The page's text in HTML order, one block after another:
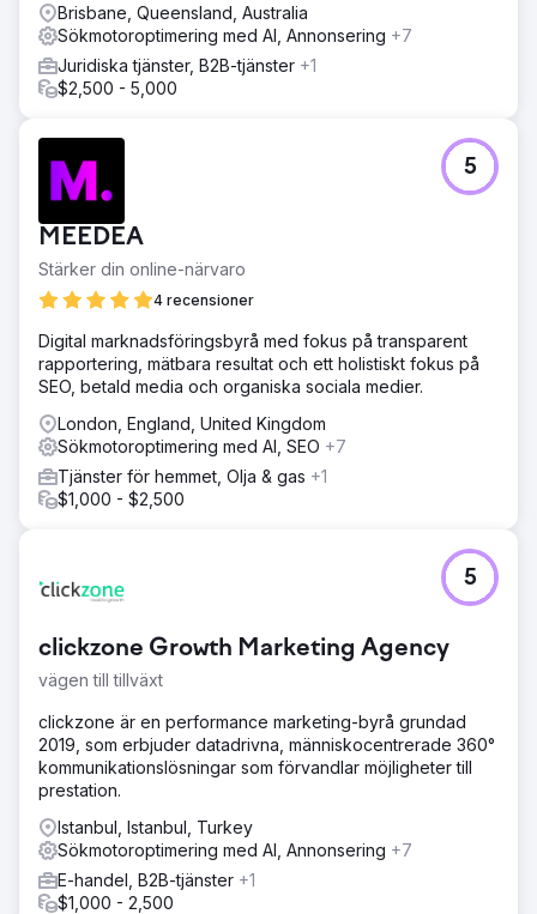
Brisbane, Queensland, Australia
Sökmotoroptimering med AI, Annonsering +7
Juridiska tjänster, B2B-tjänster +1
$2,500 - 5,000
MEEDEA
Stärker din online-närvaro
4 recensioner
5
Digital marknadsföringsbyrå med fokus på transparent
rapportering, mätbara resultat och ett holistiskt fokus på
SEO, betald media och organiska sociala medier.
London, England, United Kingdom
Sökmotoroptimering med AI, SEO +7
Tjänster för hemmet, Olja & gas +1
$1,000 - $2,500
clickzone Growth Marketing Agency
vägen till tillväxt
5
clickzone är en performance marketing-byrå grundad
2019, som erbjuder datadrivna, människocentrerade 360°
kommunikationslösningar som förvandlar möjligheter till
prestation.
Istanbul, Istanbul, Turkey
Sökmotoroptimering med AI, Annonsering +7
E-handel, B2B-tjänster +1
$1,000 - 2,500